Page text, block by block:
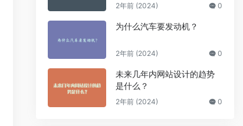
2年前 (2024) 0
为什么汽车要发动机？
2年前 (2024) 0
未来几年内网站设计的趋势
是什么？
2年前 (2024) 0